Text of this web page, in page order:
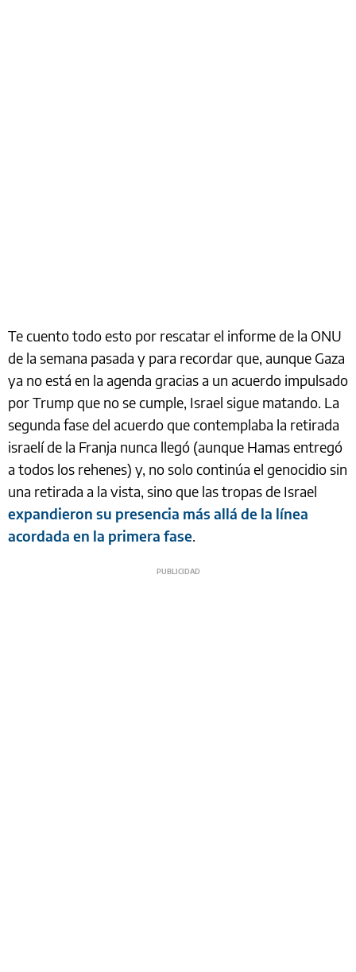
Te cuento todo esto por rescatar el informe de la ONU
de la semana pasada y para recordar que, aunque Gaza
ya no está en la agenda gracias a un acuerdo impulsado
por Trump que no se cumple, Israel sigue matando. La
segunda fase del acuerdo que contemplaba la retirada
israelí de la Franja nunca llegó (aunque Hamas entregó
a todos los rehenes) y, no solo continúa el genocidio sin
una retirada a la vista, sino que las tropas de Israel
expandieron su presencia más allá de la línea
acordada en la primera fase.